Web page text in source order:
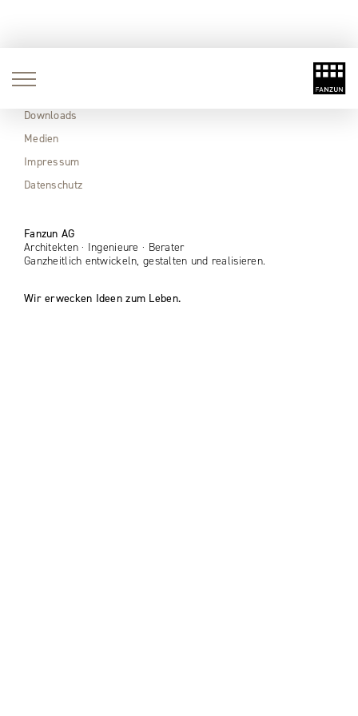
Aktuell
Downloads
Medien
Impressum
Datenschutz
Fanzun AG
Architekten · Ingenieure · Berater
Ganzheitlich entwickeln, gestalten und realisieren.
Wir erwecken Ideen zum Leben.